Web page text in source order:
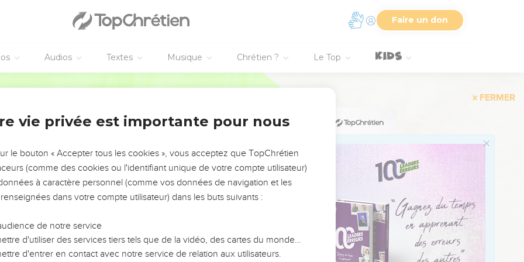
Faire un don
Audios Textes Musique Chrétien ? Le Top
faire : *que chacun dise la vérité à son prochain ; rendez la justice aux portes de vos
dans son cœur le mal contre son prochain et n'aimez pas le faux serment, car tout
l'Eternel. »
le maître de l’univers, m’a été adressée :
le maître de l’univers : Les jeûnes du quatrième, du cinquième, du septième et du
pour la communauté de Juda en jours d'allégresse et de joie, en fêtes de
la vérité et la paix !
le maître de l’univers : Des peuples et des habitants de villes nombreuses
moi aussi !’
des nations puissantes, viendront rechercher l'Eternel, le maître de l’univers, à
vie privée est importante pour nous
le bouton « Accepter tous les cookies », vous acceptez que TopChrétien
(comme des cookies ou l'identifiant unique de votre compte utilisateur)
à caractère personnel (comme vos données de navigation et les
dans votre compte utilisateur) dans les buts suivants :
de notre service
d'utiliser des services tiers tels que de la vidéo, des cartes du monde…
d'entrer en contact avec notre service de relation aux utilisateurs.